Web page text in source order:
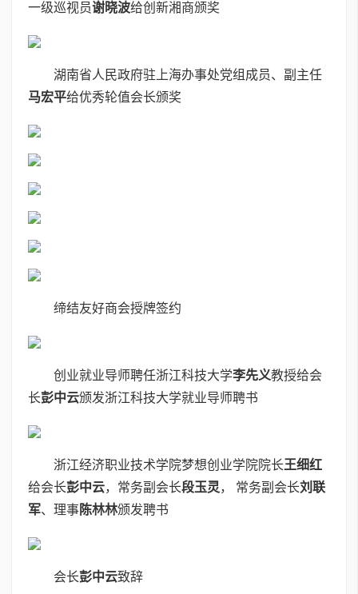
一级巡视员谢晓波给创新湘商颁奖
湖南省人民政府驻上海办事处党组成员、副主任
马宏平给优秀轮值会长颁奖
缔结友好商会授牌签约
创业就业导师聘任浙江科技大学李先义教授给会
长彭中云颁发浙江科技大学就业导师聘书
浙江经济职业技术学院梦想创业学院院长王细红
给会长彭中云，常务副会长段玉灵， 常务副会长刘联
军、理事陈林林颁发聘书
会长彭中云致辞